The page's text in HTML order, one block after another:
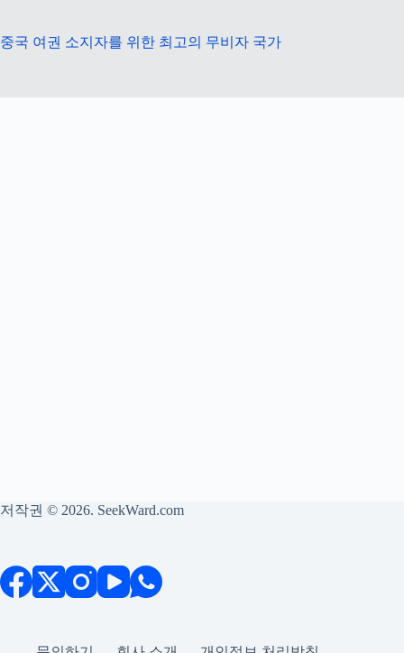
중국 여권 소지자를 위한 최고의 무비자 국가
저작권 © 2026. SeekWard.com